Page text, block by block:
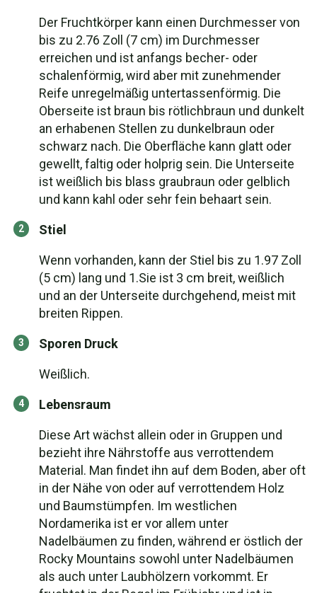
Der Fruchtkörper kann einen Durchmesser von
bis zu 2.76 Zoll (7 cm) im Durchmesser
erreichen und ist anfangs becher- oder
schalenförmig, wird aber mit zunehmender
Reife unregelmäßig untertassenförmig. Die
Oberseite ist braun bis rötlichbraun und dunkelt
an erhabenen Stellen zu dunkelbraun oder
schwarz nach. Die Oberfläche kann glatt oder
gewellt, faltig oder holprig sein. Die Unterseite
ist weißlich bis blass graubraun oder gelblich
und kann kahl oder sehr fein behaart sein.
Stiel
Wenn vorhanden, kann der Stiel bis zu 1.97 Zoll
(5 cm) lang und 1.Sie ist 3 cm breit, weißlich
und an der Unterseite durchgehend, meist mit
breiten Rippen.
Sporen Druck
Weißlich.
Lebensraum
Diese Art wächst allein oder in Gruppen und
bezieht ihre Nährstoffe aus verrottendem
Material. Man findet ihn auf dem Boden, aber oft
in der Nähe von oder auf verrottendem Holz
und Baumstümpfen. Im westlichen
Nordamerika ist er vor allem unter
Nadelbäumen zu finden, während er östlich der
Rocky Mountains sowohl unter Nadelbäumen
als auch unter Laubhölzern vorkommt. Er